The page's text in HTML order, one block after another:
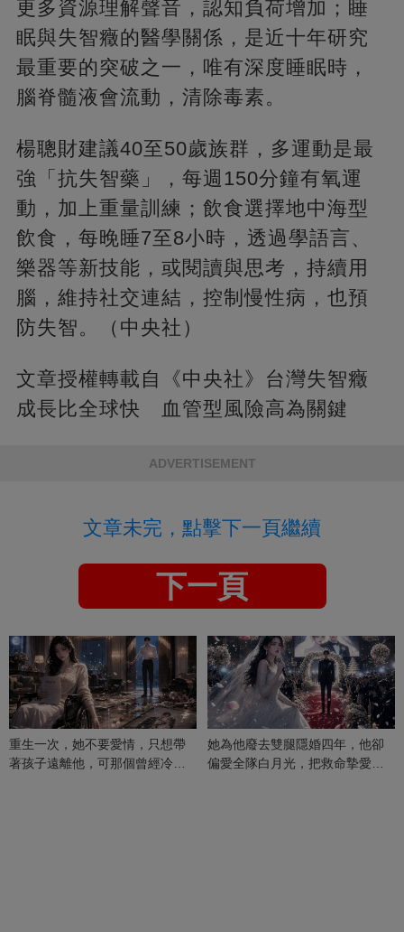
更多資源理解聲音，認知負荷增加；睡
眠與失智癥的醫學關係，是近十年研究
最重要的突破之一，唯有深度睡眠時，
腦脊髓液會流動，清除毒素。
楊聰財建議40至50歲族群，多運動是最
強「抗失智藥」，每週150分鐘有氧運
動，加上重量訓練；飲食選擇地中海型
飲食，每晚睡7至8小時，透過學語言、
樂器等新技能，或閱讀與思考，持續用
腦，維持社交連結，控制慢性病，也預
防失智。（中央社）
文章授權轉載自《中央社》台灣失智癥
成長比全球快 血管型風險高為關鍵
ADVERTISEMENT
文章未完，點擊下一頁繼續
下一頁
重生一次，她不要愛情，只想帶
著孩子遠離他，可那個曾經冷漠
她為他廢去雙腿隱婚四年，他卻
偏愛全隊白月光，把救命摯愛當